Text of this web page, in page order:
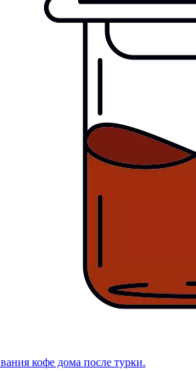
кофе дома после турки.